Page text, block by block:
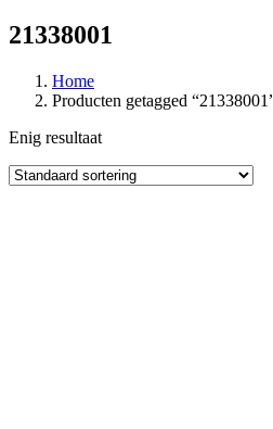
21338001
Home
Producten getagged
Enig resultaat